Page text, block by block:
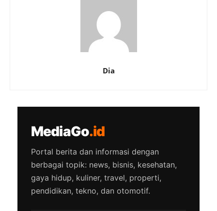
Dia
MediaGo.id
Portal berita dan informasi dengan
berbagai topik: news, bisnis, kesehatan,
gaya hidup, kuliner, travel, properti,
pendidikan, tekno, dan otomotif.